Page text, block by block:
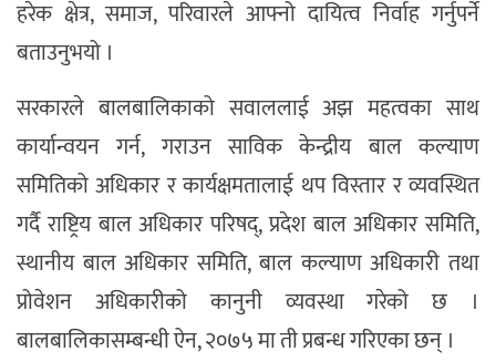
हरेक क्षेत्र, समाज, परिवारले आफ्नो दायित्व निर्वाह गर्नुपर्ने
बताउनुभयो ।
सरकारले बालबालिकाको सवाललाई अझ महत्वका साथ
कार्यान्वयन गर्न, गराउन साविक केन्द्रीय बाल कल्याण
समितिको अधिकार र कार्यक्षमतालाई थप विस्तार र व्यवस्थित
गर्दै राष्ट्रिय बाल अधिकार परिषद्, प्रदेश बाल अधिकार समिति,
स्थानीय बाल अधिकार समिति, बाल कल्याण अधिकारी तथा
प्रोवेशन अधिकारीको कानुनी व्यवस्था गरेको छ ।
बालबालिकासम्बन्धी ऐन, २०७५ मा ती प्रबन्ध गरिएका छन् ।